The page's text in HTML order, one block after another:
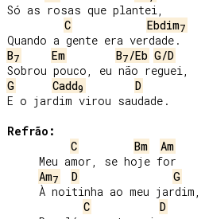
Só as rosas que plantei,
C
Ebdim7
B7 Em B7/Eb G/D
G
Cadd9
D
E o jardim virou saudade.
Refrão:
C
Bm
Am
Am7 D
G
C
D